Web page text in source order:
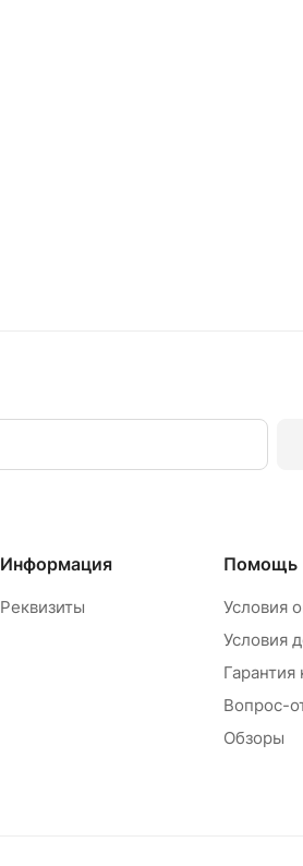
Информация
Реквизиты
Помощь
Условия
Условия
Гарантия
Вопрос-
Обзоры